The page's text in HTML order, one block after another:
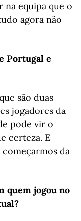
na equipa que o
agora não
Portugal e
são duas
jogadores da
pode vir o
certeza. E
da
quem jogou no